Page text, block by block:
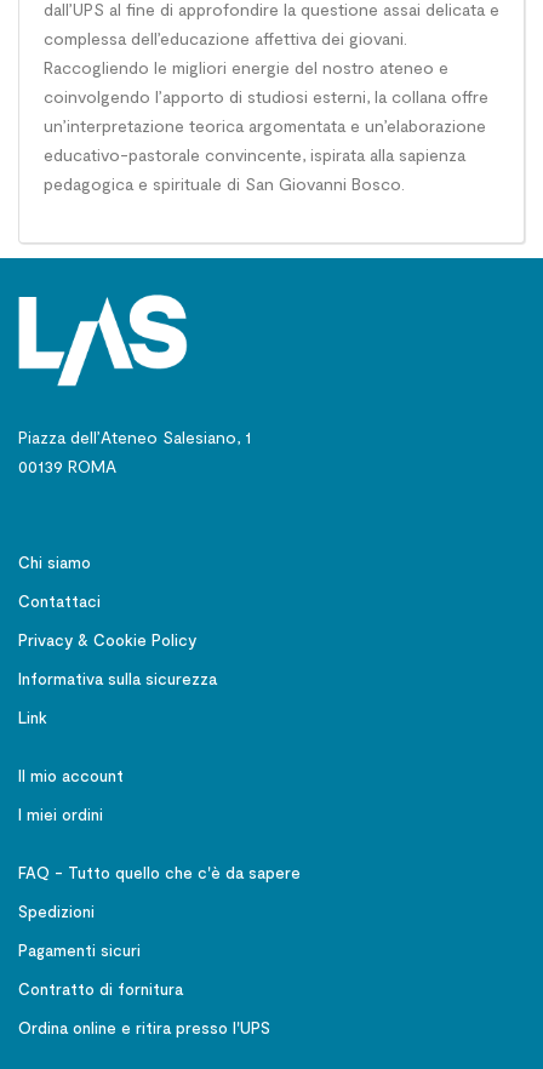
dall’UPS al fine di approfondire la questione assai delicata e
complessa dell’educazione affettiva dei giovani.
Raccogliendo le migliori energie del nostro ateneo e
coinvolgendo l’apporto di studiosi esterni, la collana offre
un’interpretazione teorica argomentata e un’elaborazione
educativo-pastorale convincente, ispirata alla sapienza
pedagogica e spirituale di San Giovanni Bosco.
Piazza dell’Ateneo Salesiano, 1
00139 ROMA
Chi siamo
Contattaci
Privacy & Cookie Policy
Informativa sulla sicurezza
Link
Il mio account
I miei ordini
FAQ - Tutto quello che c'è da sapere
Spedizioni
Pagamenti sicuri
Contratto di fornitura
Ordina online e ritira presso l'UPS